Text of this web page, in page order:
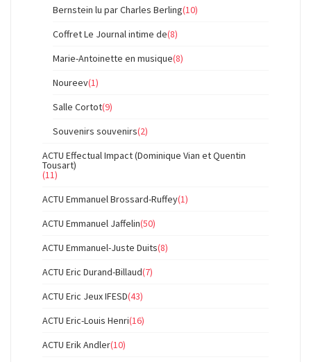
Bernstein lu par Charles Berling(10)
Coffret Le Journal intime de(8)
Marie-Antoinette en musique(8)
Noureev(1)
Salle Cortot(9)
Souvenirs souvenirs(2)
ACTU Effectual Impact (Dominique Vian et Quentin
Tousart)
(11)
ACTU Emmanuel Brossard-Ruffey(1)
ACTU Emmanuel Jaffelin(50)
ACTU Emmanuel-Juste Duits(8)
ACTU Eric Durand-Billaud(7)
ACTU Eric Jeux IFESD(43)
ACTU Eric-Louis Henri(16)
ACTU Erik Andler(10)